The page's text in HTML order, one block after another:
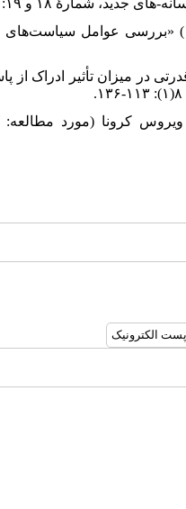
۲۲. مهرگان، نادر ؛ رشید، خسرو ؛ قاسمی فر، ثمینه و حسین سهرابی وفا
احساس بی‏ قدرتی در میزان تأثیر ادراک
مواجهه با ویروس کرونا (مورد